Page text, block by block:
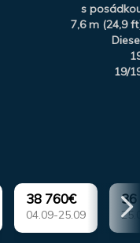
s
7,6 m (24,9
19/
38 760€
04.09-25.09
36